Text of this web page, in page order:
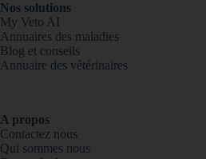
Nos solutions
My Veto AI
Annuaires des maladies
Blog et conseils
Annuaire des vétérinaires
A propos
Contactez nous
Qui sommes nous